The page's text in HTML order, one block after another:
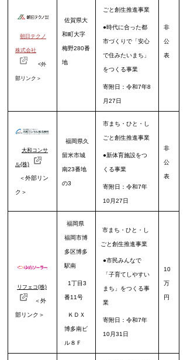
朝日テクノ
株式会社
<外
部リンク＞
佐賀県大
和町大字
梅野280番
地
ごと創生推進事業
●時代に合った都
市づくりで「安心
で住みたいまち」
をつくる事業
寄附日：令和7年8
月27日
非
公
表
大和コンサ
ル(株)
＜外部リン
ク＞
福岡県久
留米市城
南23番地
の3
市まち・ひと・し
ごと創生推進事業
●新体育施設をつ
くる事業
寄附日：令和7年
10月27日
非
公
表
リフェコ(株)
＜外
部リンク＞
福岡県
福岡市博
多区博多
駅南
1丁目3
番11号
ＫＤＸ
博多南ビ
ル８Ｆ
市まち・ひと・し
ごと創生推進事業
●市民みんなで
「子育てしやすい
まち」をつくる事
業
寄附日：令和7年
10月31日
10
万
円